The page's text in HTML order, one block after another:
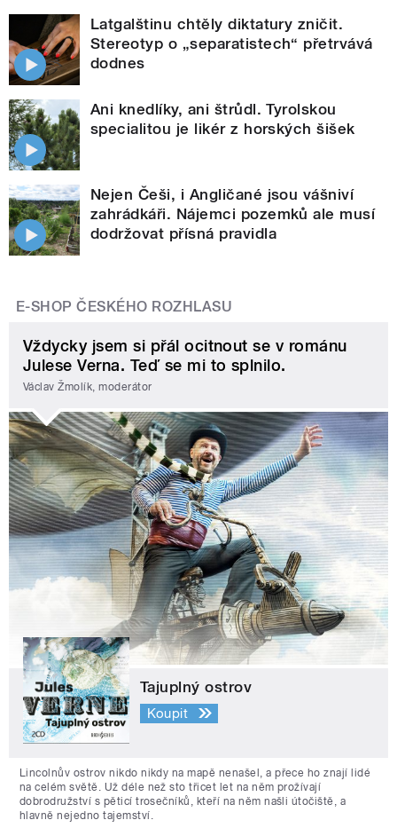
Latgalštinu chtěly diktatury zničit.
Stereotyp o „separatistech“ přetrvává
dodnes
Ani knedlíky, ani štrůdl. Tyrolskou
specialitou je likér z horských šišek
Nejen Češi, i Angličané jsou vášniví
zahrádkáři. Nájemci pozemků ale musí
dodržovat přísná pravidla
E-SHOP ČESKÉHO ROZHLASU
Vždycky jsem si přál ocitnout se v románu
Julese Verna. Teď se mi to splnilo.
Václav Žmolík, moderátor
Tajuplný ostrov
Koupit
Lincolnův ostrov nikdo nikdy na mapě nenašel, a přece ho znají lidé
na celém světě. Už déle než sto třicet let na něm prožívají
dobrodružství s pěticí trosečníků, kteří na něm našli útočiště, a
hlavně nejedno tajemství.